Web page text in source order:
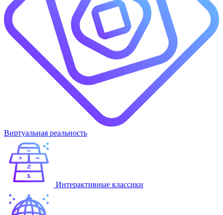
Виртуальная реальность
Интерактивные классики